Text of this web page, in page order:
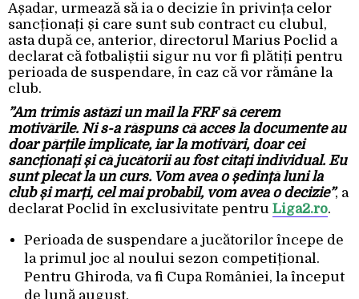
Așadar, urmează să ia o decizie în privința celor
sancționați și care sunt sub contract cu clubul,
asta după ce, anterior, directorul Marius Poclid a
declarat că fotbaliștii sigur nu vor fi plătiți pentru
perioada de suspendare, în caz că vor rămâne la
club.
”Am trimis astăzi un mail la FRF să cerem
motivările. Ni s-a răspuns că acces la documente au
doar părțile implicate, iar la motivări, doar cei
sancționați și că jucătorii au fost citați individual. Eu
sunt plecat la un curs. Vom avea o ședință luni la
club și marți, cel mai probabil, vom avea o decizie”, a
declarat Poclid în exclusivitate pentru Liga2.ro.
Perioada de suspendare a jucătorilor începe de
la primul joc al noului sezon competițional.
Pentru Ghiroda, va fi Cupa României, la început
de lună august.